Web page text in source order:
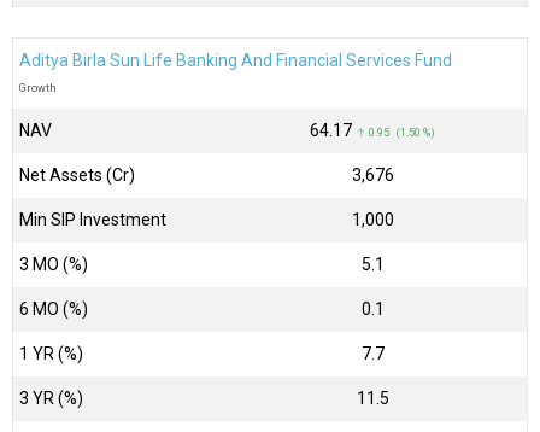
Aditya Birla Sun Life Banking And Financial Services Fund
Growth
NAV ₹64.17 ↑ 0.95 (1.50 %)
Net Assets (Cr) ₹3,676
Min SIP Investment 1,000
3 MO (%) 5.1
6 MO (%) 0.1
1 YR (%) 7.7
3 YR (%) 11.5